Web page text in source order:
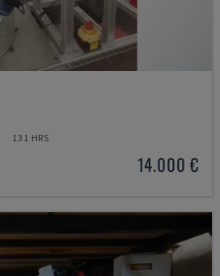
131 HRS
14.000 €